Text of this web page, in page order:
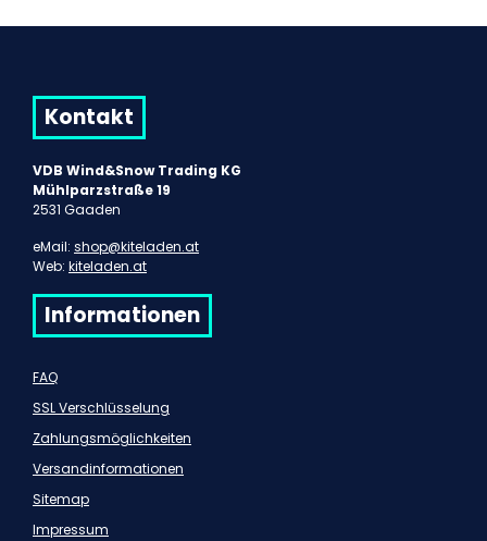
Kontakt
VDB Wind&Snow Trading KG
Mühlparzstraße 19
2531 Gaaden
eMail: shop@kiteladen.at
Web: kiteladen.at
Informationen
FAQ
SSL Verschlüsselung
Zahlungsmöglichkeiten
Versandinformationen
Sitemap
Impressum